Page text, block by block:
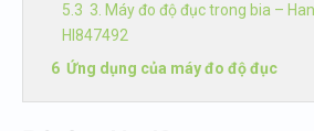
3. Máy đo độ đục trong bia –
HI847492
Ứng dụng của máy đo độ đục